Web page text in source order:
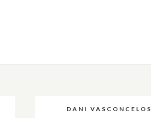
DANI VASCONCELOS